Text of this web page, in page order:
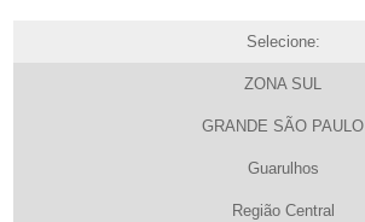
Selecione:
ZONA SUL
GRANDE SÃO PAULO
Guarulhos
Região Central